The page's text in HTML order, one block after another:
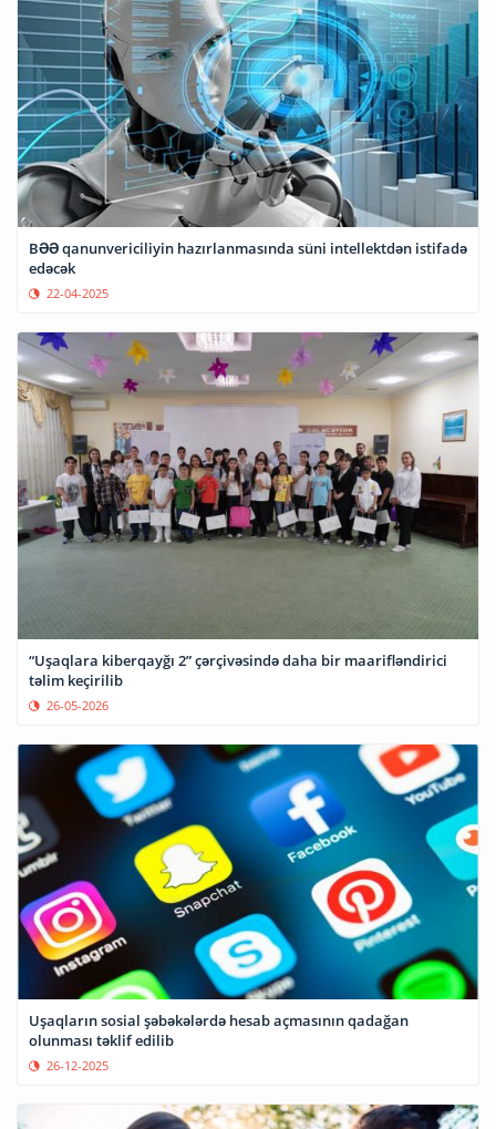
BƏƏ qanunvericiliyin hazırlanmasında süni intellektdən istifadə
edəcək
22-04-2025
“Uşaqlara kiberqayğı 2” çərçivəsində daha bir maarifləndirici
təlim keçirilib
26-05-2026
Uşaqların sosial şəbəkələrdə hesab açmasının qadağan
olunması təklif edilib
26-12-2025